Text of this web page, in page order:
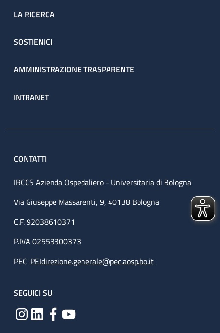
LA RICERCA
SOSTIENICI
AMMINISTRAZIONE TRASPARENTE
INTRANET
CONTATTI
IRCCS Azienda Ospedaliero - Universitaria di Bologna
Via Giuseppe Massarenti, 9, 40138 Bologna
C.F. 92038610371
P.IVA 02553300373
PEC: PEIdirezione.generale@pec.aosp.bo.it
SEGUICI SU